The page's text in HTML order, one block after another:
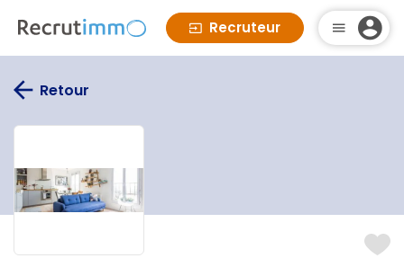
Recruteur
Retour